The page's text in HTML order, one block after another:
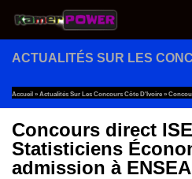
Au dessous du contenu
ACTUALITÉS SUR LES
Accueil » Actualités Sur Les Concours Côte D'Ivoire »
Admission À ENSEA 2026-2027
Concours direct
Statisticiens
admission à